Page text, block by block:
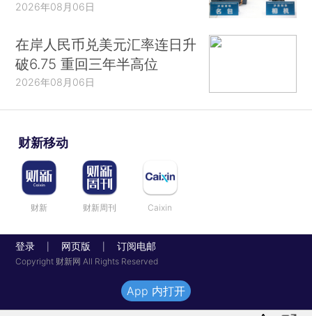
2026年08月06日
在岸人民币兑美元汇率连日升
破6.75 重回三年半高位
2026年08月06日
财新移动
财新 财新周刊 Caixin
登录 网页版 订阅电邮
Copyright 财新网 All Rights Reserved
App 内打开